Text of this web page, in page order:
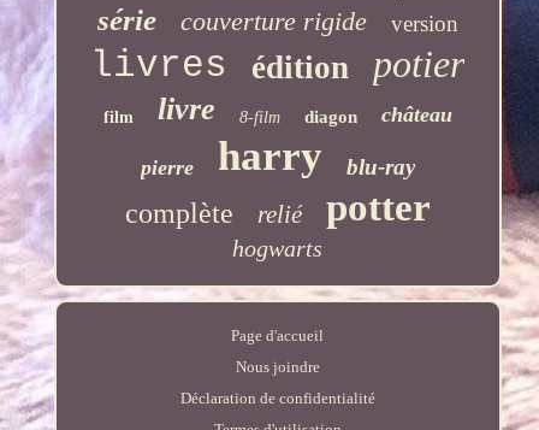
série couverture rigide version
livres édition potier
film livre 8-film diagon château
pierre harry blu-ray
complète relié potter
hogwarts
Page d'accueil
Nous joindre
Déclaration de confidentialité